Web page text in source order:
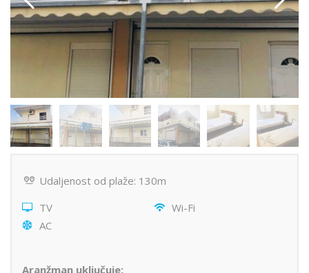
Udaljenost od plaže: 130m
TV
Wi-Fi
AC
Aranžman uključuje: